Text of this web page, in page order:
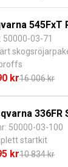
50000-03-71
16 006kr
kr
50000-03-100
startkit
10 834kr
kr